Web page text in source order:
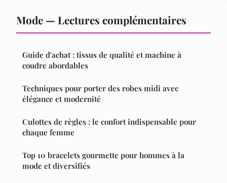
Mode — Lectures complémentaires
Guide d'achat : tissus de qualité et machine à
coudre abordables
Techniques pour porter des robes midi avec
élégance et modernité
Culottes de règles : le confort indispensable pour
chaque femme
Top 10 bracelets gourmette pour hommes à la
mode et diversifiés